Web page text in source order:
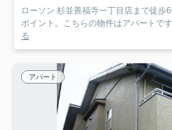
ローソン 杉並善福寺一丁目店まで徒歩
ポイント。こちらの物件はアパートで
る
アパート